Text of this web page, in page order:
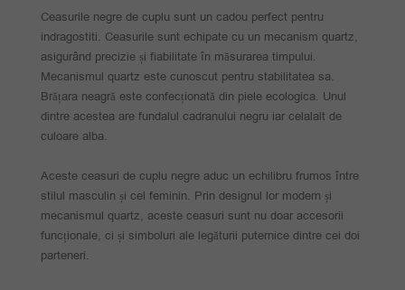
Ceasurile negre de cuplu sunt un cadou perfect pentru
indragostiti. Ceasurile sunt echipate cu un mecanism quartz,
asigurând precizie și fiabilitate în măsurarea timpului.
Mecanismul quartz este cunoscut pentru stabilitatea sa.
Brățara neagră este confecționată din piele ecologica. Unul
dintre acestea are fundalul cadranului negru iar celalalt de
culoare alba.
Aceste ceasuri de cuplu negre aduc un echilibru frumos între
stilul masculin și cel feminin. Prin designul lor modern și
mecanismul quartz, aceste ceasuri sunt nu doar accesorii
funcționale, ci și simboluri ale legăturii puternice dintre cei doi
parteneri.